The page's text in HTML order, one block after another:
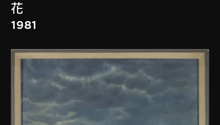
花
1981